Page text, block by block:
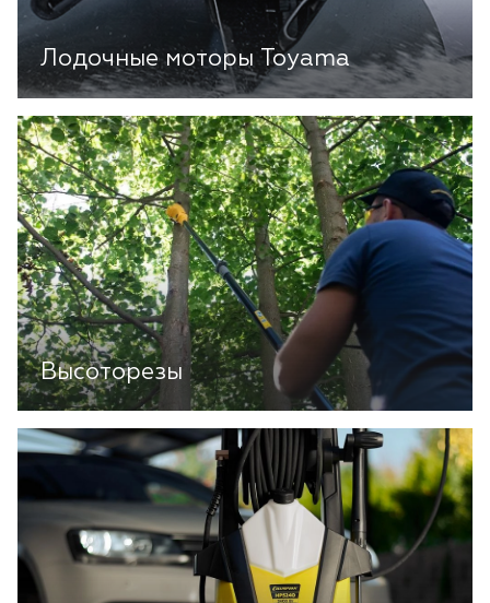
Лодочные моторы Toyama
Высоторезы